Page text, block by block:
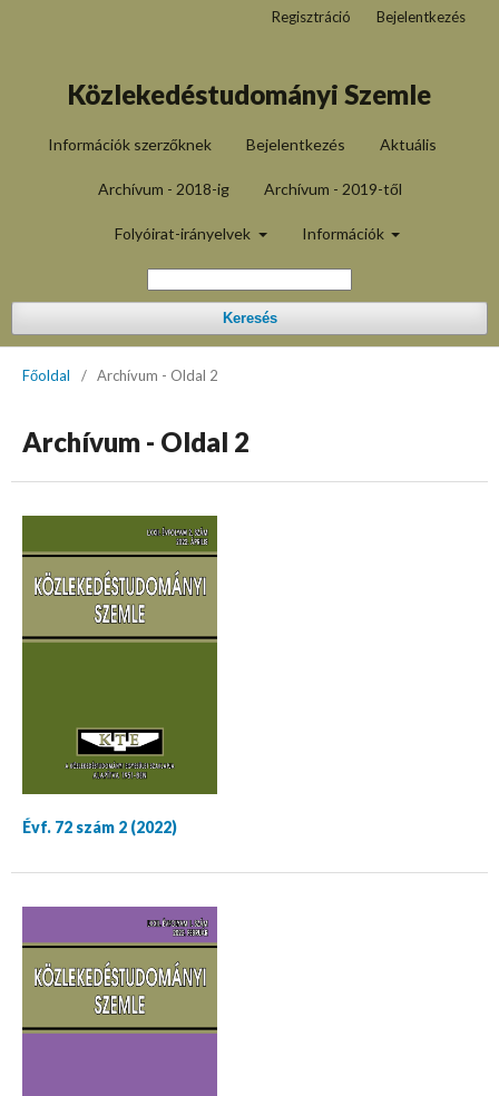
Közlekedéstudományi Szemle
Információk szerzőknek Bejelentkezés Aktuális
Archívum - 2018-ig Archívum - 2019-től
Folyóirat-irányelvek Információk
Keresés
Regisztráció Bejelentkezés
Főoldal / Archívum - Oldal 2
Archívum - Oldal 2
Évf. 72 szám 2 (2022)